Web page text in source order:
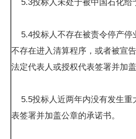
5.3投标人未处于被中国石化给
5.4投标人不存在被责令停产停
不存在进入清算程序，或者被宣
法定代表人或授权代表签署并加
5.5投标人近两年内没有发生重
表签署并加盖公章的承诺书。